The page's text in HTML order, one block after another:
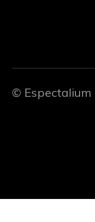
© Espectalium